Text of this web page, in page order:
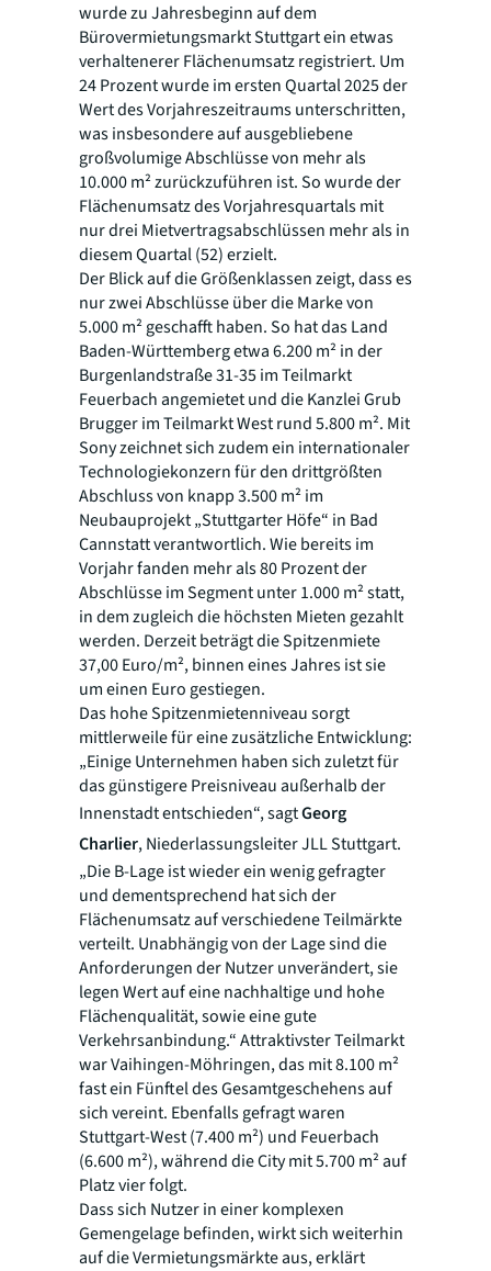
wurde zu Jahresbeginn auf dem
Bürovermietungsmarkt Stuttgart ein etwas
verhaltenerer Flächenumsatz registriert. Um
24 Prozent wurde im ersten Quartal 2025 der
Wert des Vorjahreszeitraums unterschritten,
was insbesondere auf ausgebliebene
großvolumige Abschlüsse von mehr als
10.000 m² zurückzuführen ist. So wurde der
Flächenumsatz des Vorjahresquartals mit
nur drei Mietvertragsabschlüssen mehr als in
diesem Quartal (52) erzielt.
Der Blick auf die Größenklassen zeigt, dass es
nur zwei Abschlüsse über die Marke von
5.000 m² geschafft haben. So hat das Land
Baden-Württemberg etwa 6.200 m² in der
Burgenlandstraße 31-35 im Teilmarkt
Feuerbach angemietet und die Kanzlei Grub
Brugger im Teilmarkt West rund 5.800 m². Mit
Sony zeichnet sich zudem ein internationaler
Technologiekonzern für den drittgrößten
Abschluss von knapp 3.500 m² im
Neubauprojekt „Stuttgarter Höfe“ in Bad
Cannstatt verantwortlich. Wie bereits im
Vorjahr fanden mehr als 80 Prozent der
Abschlüsse im Segment unter 1.000 m² statt,
in dem zugleich die höchsten Mieten gezahlt
werden. Derzeit beträgt die Spitzenmiete
37,00 Euro/m², binnen eines Jahres ist sie
um einen Euro gestiegen.
Das hohe Spitzenmietenniveau sorgt
mittlerweile für eine zusätzliche Entwicklung:
„Einige Unternehmen haben sich zuletzt für
das günstigere Preisniveau außerhalb der
Innenstadt entschieden“, sagtGeorg
Charlier, Niederlassungsleiter JLL Stuttgart.
„Die B-Lage ist wieder ein wenig gefragter
und dementsprechend hat sich der
Flächenumsatz auf verschiedene Teilmärkte
verteilt. Unabhängig von der Lage sind die
Anforderungen der Nutzer unverändert, sie
legen Wert auf eine nachhaltige und hohe
Flächenqualität, sowie eine gute
Verkehrsanbindung.“ Attraktivster Teilmarkt
war Vaihingen-Möhringen, das mit 8.100 m²
fast ein Fünftel des Gesamtgeschehens auf
sich vereint. Ebenfalls gefragt waren
Stuttgart-West (7.400 m²) und Feuerbach
(6.600 m²), während die City mit 5.700 m² auf
Platz vier folgt.
Dass sich Nutzer in einer komplexen
Gemengelage befinden, wirkt sich weiterhin
auf die Vermietungsmärkte aus, erklärt